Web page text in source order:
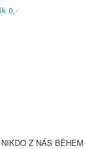
0,-
Z NÁS